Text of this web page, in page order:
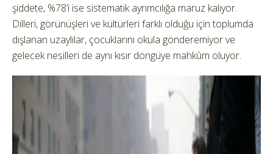
şiddete, %78’i ise sistematik ayrımcılığa maruz kalıyor.
Dilleri, görünüşleri ve kültürleri farklı olduğu için toplumda
dışlanan uzaylılar, çocuklarını okula gönderemiyor ve
gelecek nesilleri de aynı kısır döngüye mahkûm oluyor.